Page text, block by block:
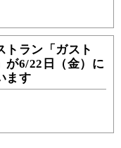
トラン「ガスト
が6/22日（金）に
ます